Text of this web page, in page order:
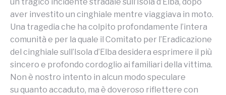
aver investito un cinghiale mentre viaggiava in moto.
Una tragedia che ha colpito profondamente l’intera
comunità e per la quale il Comitato per l’Eradicazione
del cinghiale sull’Isola d’Elba desidera esprimere il più
sincero e profondo cordoglio ai familiari della vittima.
Non è nostro intento in alcun modo speculare
su quanto accaduto, ma è doveroso riflettere con